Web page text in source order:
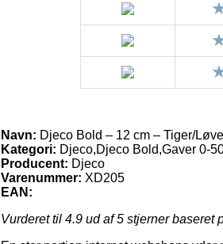
Navn: Djeco Bold – 12 cm – Tiger/Løve
Kategori: Djeco,Djeco Bold,Gaver 0-
Producent: Djeco
Varenummer: XD205
EAN:
Vurderet til 4.9 ud af 5 stjerner baseret